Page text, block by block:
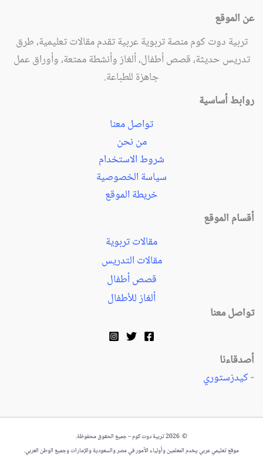
عن الموقع
تربية دوت كوم منصة تربوية عربية تقدم مقالات تعليمية، طرق
تدريس حديثة، قصص أطفال، ألغاز وأنشطة ممتعة، وأوراق عمل
جاهزة للطباعة.
روابط أساسية
تواصل معنا
من نحن
شروط الاستخدام
سياسة الخصوصية
خريطة الموقع
أقسام الموقع
مقالات تربوية
مقالات التدريس
قصص أطفال
ألغاز للأطفال
تواصل معنا
أصدقاءنا
-كيدزستوري
© 2026 تربية دوت كوم – جميع الحقوق محفوظة.
موقع تعليمي عربي يخدم المعلمين وأولياء الأمور في مصر والسعودية والإمارات وجميع الوطن العربي.